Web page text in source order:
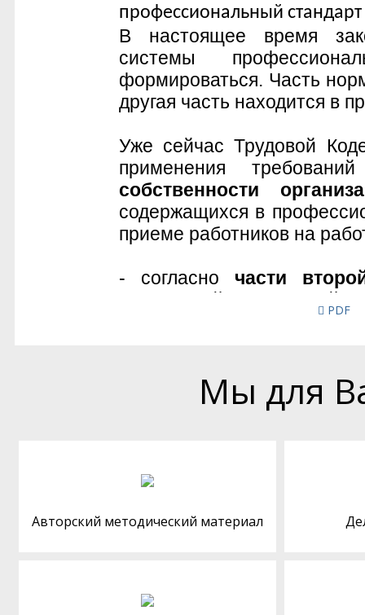
PDF
Мы для
Авторский методический материал